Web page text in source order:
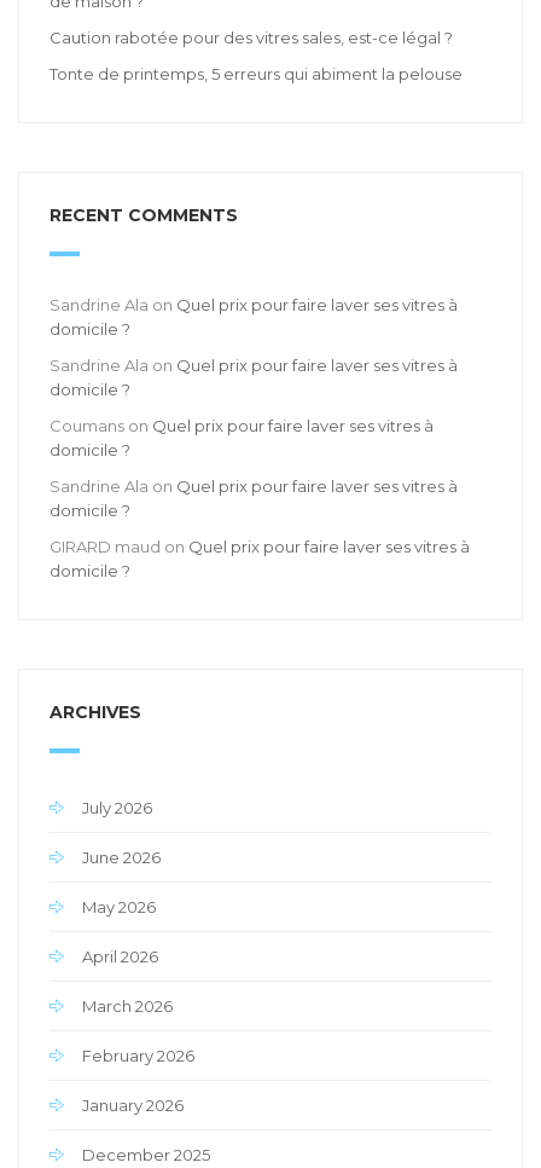
Caution rabotée pour des vitres sales, est-ce légal ?
Tonte de printemps, 5 erreurs qui abiment la pelouse
RECENT COMMENTS
Sandrine Ala on Quel prix pour faire laver ses vitres à
domicile ?
Sandrine Ala on Quel prix pour faire laver ses vitres à
domicile ?
Coumans on Quel prix pour faire laver ses vitres à
domicile ?
Sandrine Ala on Quel prix pour faire laver ses vitres à
domicile ?
GIRARD maud on Quel prix pour faire laver ses vitres à
domicile ?
ARCHIVES
July 2026
June 2026
May 2026
April 2026
March 2026
February 2026
January 2026
December 2025